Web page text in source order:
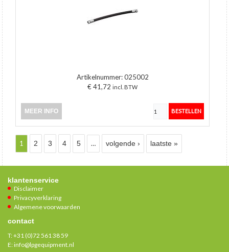
Artikelnummer:025002
€ 41,72 incl. BTW
MEER INFO
Pagina's
1 2 3 4 5 … volgende › laatste »
klantenservice
Disclaimer
Privacyverklaring
Algemene voorwaarden
contact
T:+31 (0)72 561 38 59
E:info@lpgequipment.nl